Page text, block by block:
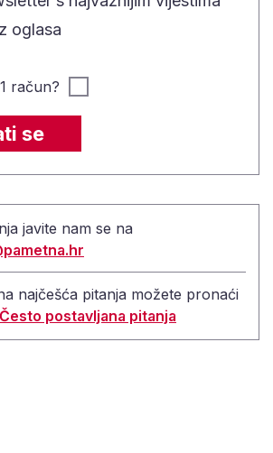
oglasa
račun?
se
javite nam se na
najčešća pitanja možete pronaći
Često postavljana pitanja